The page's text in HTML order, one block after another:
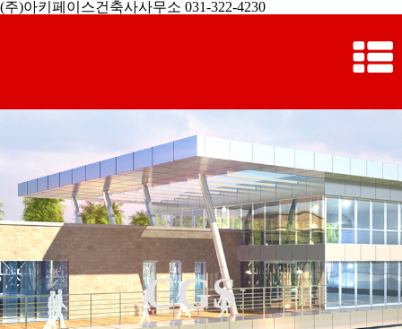
(주)아키페이스건축사사무소 031-322-4230
CGS